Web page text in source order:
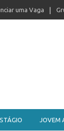
uma Vaga
JOVEM